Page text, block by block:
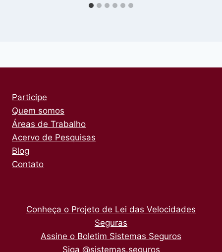
Participe
Quem somos
Áreas de Trabalho
Acervo de Pesquisas
Blog
Contato
Conheça o Projeto de Lei das Velocidades
Seguras
Assine o Boletim Sistemas Seguros
Siga @sistemas.seguros